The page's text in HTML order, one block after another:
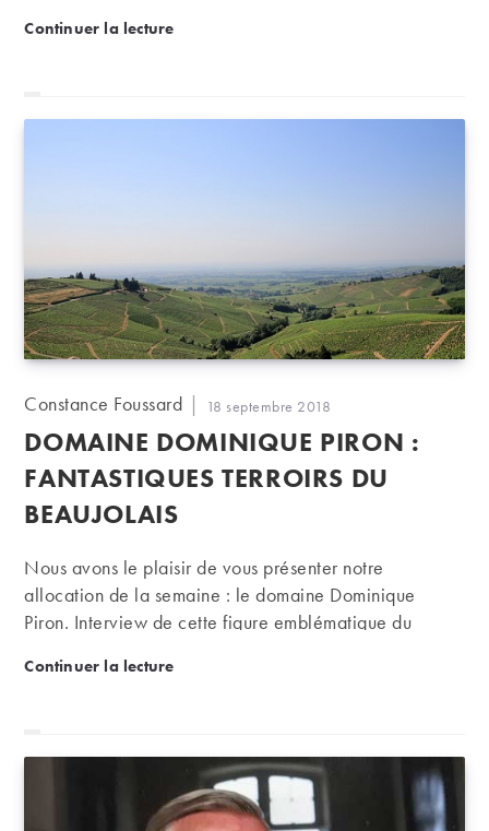
Continuer la lectureDomaine Rebourseau : la famille Bouygues met un
Auteur/autrice
la
publication :
Constance Foussard
Publication
18 septembre 2018
DOMAINE DOMINIQUE PIRON :
FANTASTIQUES TERROIRS DU
BEAUJOLAIS
Nous avons le plaisir de vous présenter notre
allocation de la semaine : le domaine Dominique
Piron. Interview de cette figure emblématique du
Continuer la lectureDomaine Dominique Piron : fantastiques terroirs du